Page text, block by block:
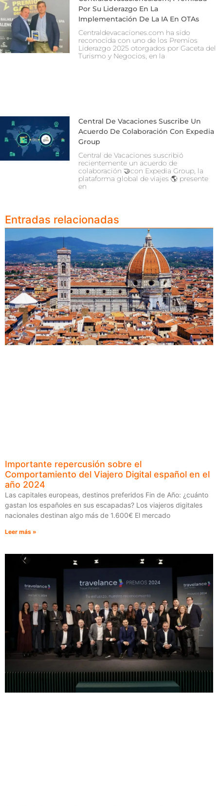
Por Su Liderazgo En La
Implementación De La IA En OTAs
Centraldevacaciones.com ha sido
reconocida con uno de los Premios
Liderazgo 2025 otorgados por Gaceta del
Turismo y Negocios, en la
Central De Vacaciones Suscribe Un
Acuerdo De Colaboración Con Expedia
Group
Central de Vacaciones suscribió
recientemente un acuerdo de
colaboración 🤝con Expedia Group, la
plataforma global de viajes 🌎 presente
en
Entradas relacionadas
Importante repercusión sobre el
Comportamiento del Viajero Digital español en el
año 2024
Las capitales europeas, destinos preferidos Fin de Año: ¿cuánto
gastan los españoles en sus escapadas? Los viajeros digitales
nacionales destinan algo más de 1.600€ El mercado
Leer más »